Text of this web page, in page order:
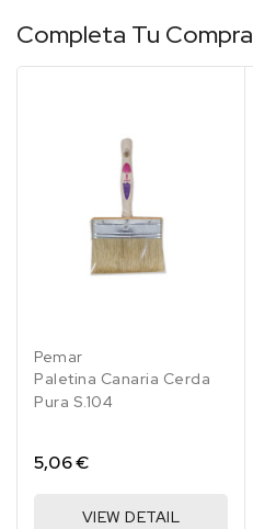
Completa Tu Compra
Pemar
Paletina Canaria Cerda
Pura S.104
5,06 €
VIEW DETAIL